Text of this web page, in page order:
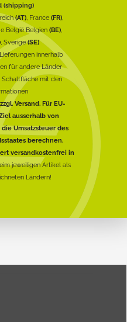
(shipping)
(AT), France (FR),
België Belgien (BE),
, Sverige(SE)
innerhalb
für andere Länder
mit den
Versand. Für EU-
ausserhalb von
Umsatzsteuer des
berechnen.
versandkostenfrei in
jeweiligen Artikel als
Ländern!